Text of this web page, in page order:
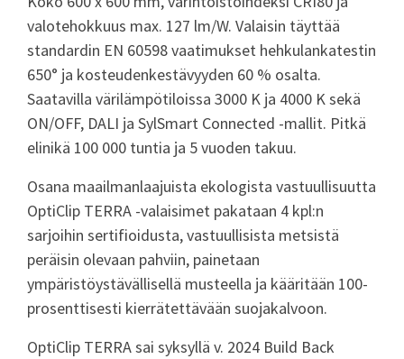
valotehokkuus max. 127 lm/W. Valaisin täyttää
standardin EN 60598 vaatimukset hehkulankatestin
650° ja kosteudenkestävyyden 60 % osalta.
Saatavilla värilämpötiloissa 3000 K ja 4000 K sekä
ON/OFF, DALI ja SylSmart Connected -mallit. Pitkä
elinikä 100 000 tuntia ja 5 vuoden takuu.
Osana maailmanlaajuista ekologista vastuullisuutta
OptiClip TERRA -valaisimet pakataan 4 kpl:n
sarjoihin sertifioidusta, vastuullisista metsistä
peräisin olevaan pahviin, painetaan
ympäristöystävällisellä musteella ja kääritään 100-
prosenttisesti kierrätettävään suojakalvoon.
OptiClip TERRA sai syksyllä v. 2024 Build Back